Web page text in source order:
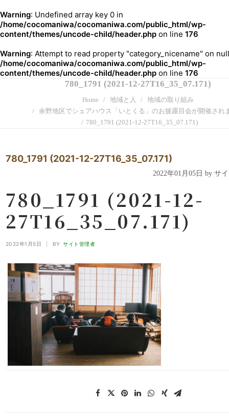
Warning: Undefined array key 0 in
/home/cocomaniwa/cocomaniwa.com/public_html/wp-
content/themes/uncode-child/header.php on line 176
Warning: Attempt to read property "category_nicename" on
/home/cocomaniwa/cocomaniwa.com/public_html/wp-
content/themes/uncode-child/header.php on line 176
780_1791 (2021-12-27T16_35_07.171)
Home 地域と人
地域の取り組み
余野地区でシェアハウス「いとくる」のお披露目会が開催され
780_1791 (2021-12-27T16_35_07.171)
780_1791 (2021-12-27T16_35_07.171)
2022年01月05日 by サ
780_1791 (2021-12-
27T16_35_07.171)
2022年1月5日 BY サイト管理者